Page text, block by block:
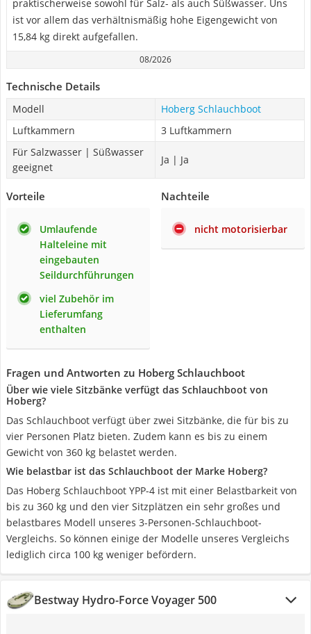
praktischerweise sowohl für Salz- als auch Süßwasser. Uns
ist vor allem das verhältnismäßig hohe Eigengewicht von
15,84 kg direkt aufgefallen.
08/2026
Technische Details
Modell
Hoberg Schlauchboot
Luftkammern
3 Luftkammern
Für Salzwasser | Süßwasser
geeignet
Ja | Ja
Vorteile
Umlaufende
Halteleine mit
eingebauten
Seildurchführungen
viel Zubehör im
Lieferumfang
enthalten
Nachteile
nicht motorisierbar
Fragen und Antworten zu Hoberg Schlauchboot
Über wie viele Sitzbänke verfügt das Schlauchboot von
Hoberg?
Das Schlauchboot verfügt über zwei Sitzbänke, die für bis zu
vier Personen Platz bieten. Zudem kann es bis zu einem
Gewicht von 360 kg belastet werden.
Wie belastbar ist das Schlauchboot der Marke Hoberg?
Das Hoberg Schlauchboot YPP-4 ist mit einer Belastbarkeit von
bis zu 360 kg und den vier Sitzplätzen ein sehr großes und
belastbares Modell unseres 3-Personen-Schlauchboot-
Vergleichs. So können einige der Modelle unseres Vergleichs
lediglich circa 100 kg weniger befördern.
Bestway Hydro-Force Voyager 500